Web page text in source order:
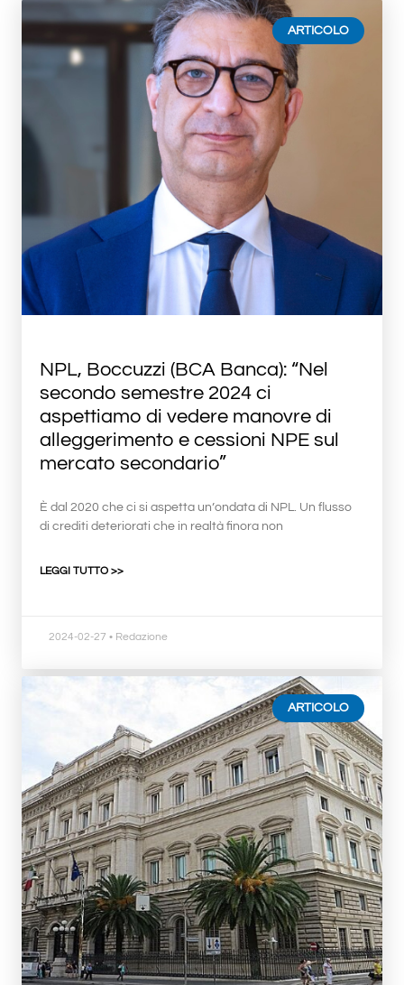
NPL, Boccuzzi (BCA Banca): “Nel
secondo semestre 2024 ci
aspettiamo di vedere manovre di
alleggerimento e cessioni NPE sul
mercato secondario”
È dal 2020 che ci si aspetta un’ondata di NPL. Un flusso
di crediti deteriorati che in realtà finora non
LEGGI TUTTO >>
ARTICOLO
2024-02-27 • Redazione
ARTICOLO